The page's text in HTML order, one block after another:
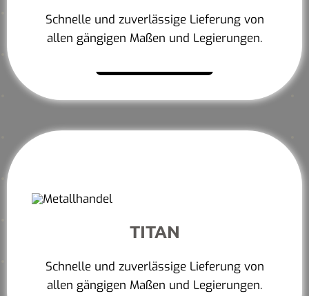
Schnelle und zuverlässige Lieferung von
allen gängigen Maßen und Legierungen.
TITAN
Schnelle und zuverlässige Lieferung von
allen gängigen Maßen und Legierungen.